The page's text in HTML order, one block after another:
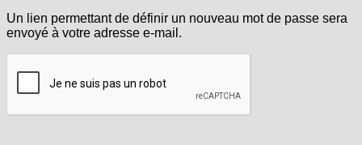
Un lien permettant de définir un nouveau mot de passe sera
envoyé à votre adresse e-mail.